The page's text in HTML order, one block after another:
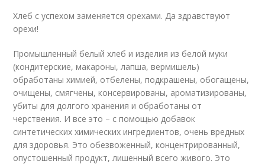
Хлеб с успехом заменяется орехами. Да здравствуют
орехи!
Промышленный белый хлеб и изделия из белой муки
(кондитерские, макароны, лапша, вермишель)
обработаны химией, отбелены, подкрашены, обогащены,
очищены, смягчены, консервированы, ароматизированы,
убиты для долгого хранения и обработаны от
черствения. И все это – с помощью добавок
синтетических химических ингредиентов, очень вредных
для здоровья. Это обезвоженный, концентрированный,
опустошенный продукт, лишенный всего живого. Это